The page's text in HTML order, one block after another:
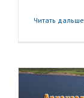
Читать дальше